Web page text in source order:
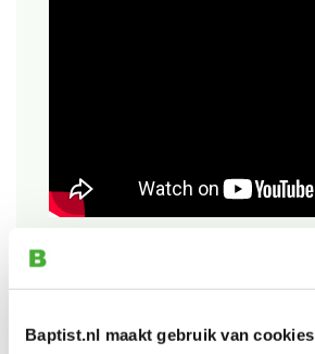
Baptist.nl maakt gebruik van cookies
Bekijk ook